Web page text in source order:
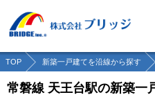
TOP 新築一戸建てを沿線から探す
常磐線 天王台駅の新築一